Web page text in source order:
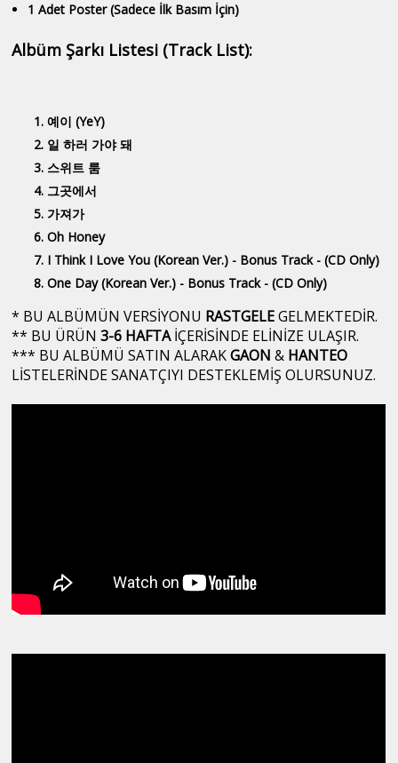
1 Adet Poster (Sadece İlk Basım İçin)
Albüm Şarkı Listesi (Track List):
예이 (YeY)
일 하러 가야 돼
스위트 룸
그곳에서
가져가
Oh Honey
I Think I Love You (Korean Ver.) - Bonus Track - (CD Only)
One Day (Korean Ver.) - Bonus Track - (CD Only)
* BU ALBÜMÜN VERSİYONU RASTGELEGELMEKTEDİR.
** BU ÜRÜN3-6 HAFTAİÇERİSİNDE ELİNİZE ULAŞIR.
*** BU ALBÜMÜ SATIN ALARAKGAON& HANTEO
LİSTELERİNDE SANATÇIYI DESTEKLEMİŞ OLURSUNUZ.